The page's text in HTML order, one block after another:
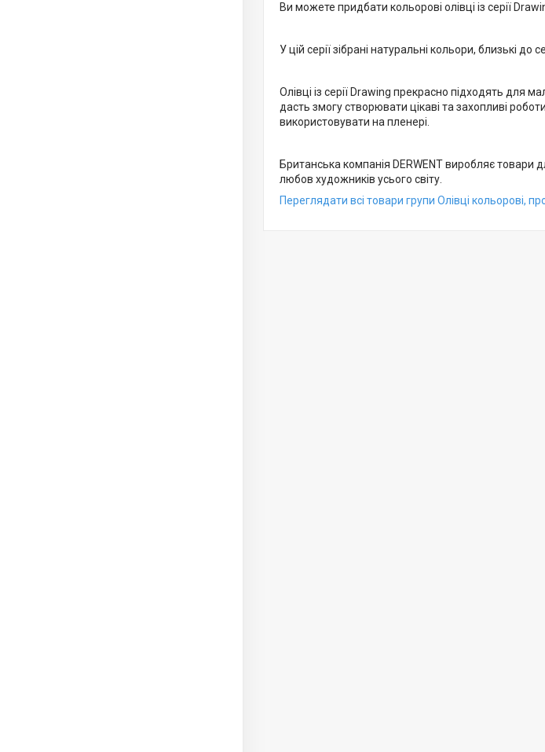
Ви можете придбати кольорові олівці із серії
У цій серії зібрані натуральні кольори, близькі до
Олівці із серії Drawing прекрасно підходять для
дасть змогу створювати цікаві та захопливі
використовувати на пленері.
Британська компанія DERWENT виробляє товари
любов художників усього світу.
Переглядати всі товари групи Олівці кольорові,